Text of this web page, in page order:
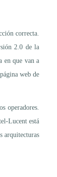
correcta.
2.0 de la
en que van a
web de
operadores.
Lucent está
arquitecturas